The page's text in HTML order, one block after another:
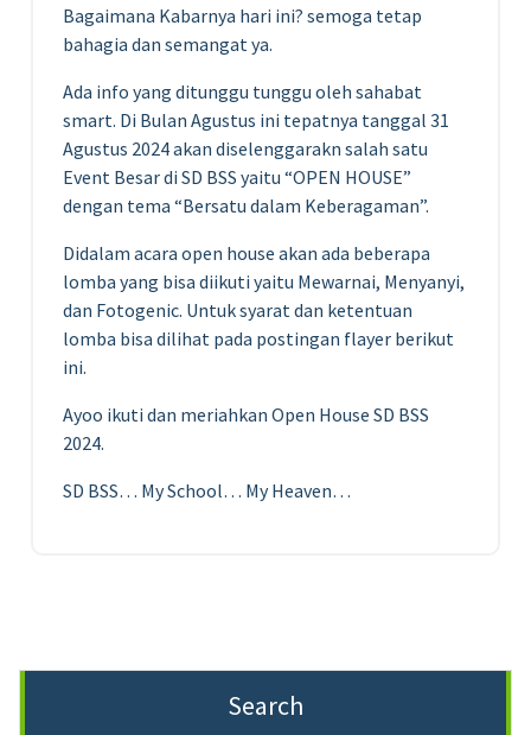
Bagaimana Kabarnya hari ini? semoga tetap
bahagia dan semangat ya.
Ada info yang ditunggu tunggu oleh sahabat
smart. Di Bulan Agustus ini tepatnya tanggal 31
Agustus 2024 akan diselenggarakn salah satu
Event Besar di SD BSS yaitu “OPEN HOUSE”
dengan tema “Bersatu dalam Keberagaman”.
Didalam acara open house akan ada beberapa
lomba yang bisa diikuti yaitu Mewarnai, Menyanyi,
dan Fotogenic. Untuk syarat dan ketentuan
lomba bisa dilihat pada postingan flayer berikut
ini.
Ayoo ikuti dan meriahkan Open House SD BSS
2024.
SD BSS… My School… My Heaven…
Search